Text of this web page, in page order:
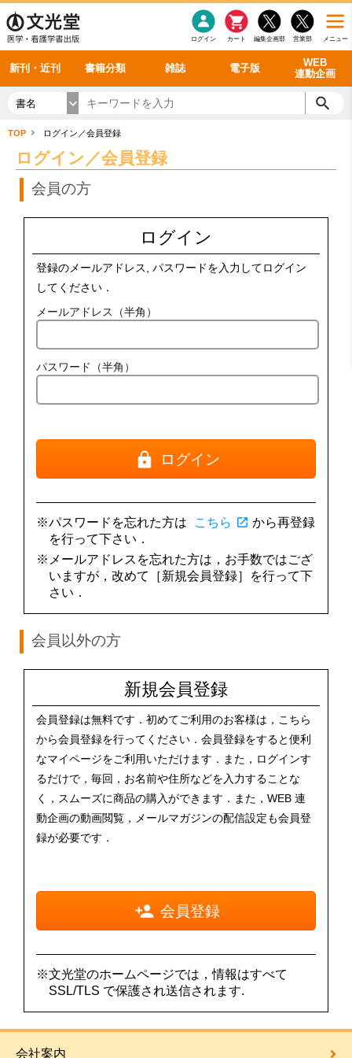
メニュー
営業部
編集企画部
カート
ログイン
新刊・近刊 書籍分類 雑誌 電子版
WEB
連動企画
感染症 老年医学
看護・介護
呼吸器
循環器
シリーズ一覧
雑誌投稿規定
理学療法
雑誌案内・年間購読 最新号 バックナンバー
電子書籍
電子雑誌
書籍「データに基づく臨床動作分析」WEB動画
書籍「眼手術学」WEB動画
書籍「神経症候学 II 改訂第二版」 WEB動画
新刊一覧
今後の発行予定
書名
TOP ログイン／会員登録
ログイン／会員登録
会員の方
ログイン
登録のメールアドレス, パスワードを入力してログイン
してください．
メールアドレス（半角）
パスワード（半角）
ログイン
※パスワードを忘れた方は こちら open_in_new から再登録
を行って下さい．
※メールアドレスを忘れた方は，お手数ではござ
いますが，改めて［新規会員登録］を行って下
さい．
会員以外の方
新規会員登録
会員登録は無料です．初めてご利用のお客様は，こちら
から会員登録を行ってください．会員登録をすると便利
なマイページをご利用いただけます．また，ログインす
るだけで，毎回，お名前や住所などを入力することな
く，スムーズに商品の購入ができます．また，WEB 連
動企画の動画閲覧，メールマガジンの配信設定も会員登
録が必要です．
会員登録
※文光堂のホームページでは，情報はすべて
SSL/TLS で保護され送信されます.
会社案内